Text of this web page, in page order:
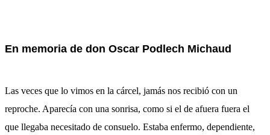
En memoria de don Oscar Podlech Michaud
Las veces que lo vimos en la cárcel, jamás nos recibió con un
reproche. Aparecía con una sonrisa, como si el de afuera fuera el
que llegaba necesitado de consuelo. Estaba enfermo, dependiente,